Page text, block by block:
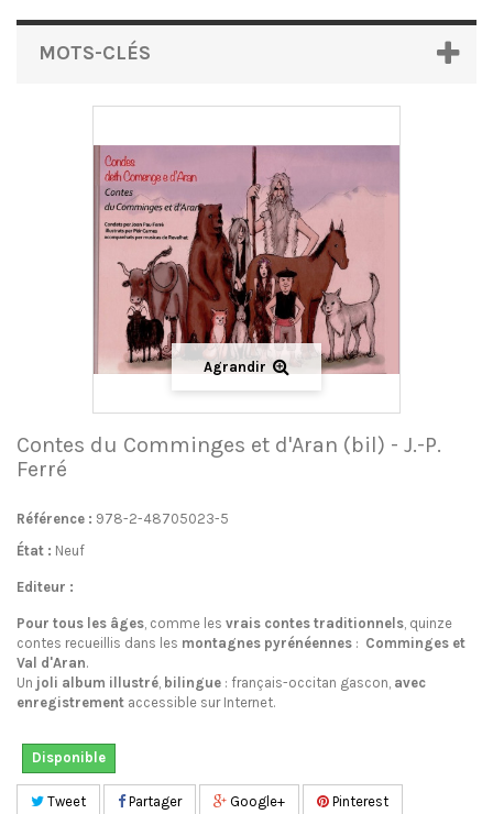
MOTS-CLÉS
Agrandir
Contes du Comminges et d'Aran (bil) - J.-P.
Ferré
Référence : 978-2-48705023-5
État : Neuf
Editeur :
Pour tous les âges, comme les vrais contes traditionnels, quinze
contes recueillis dans les montagnes pyrénéennes : Comminges et
Val d'Aran.
Un joli album illustré, bilingue : français-occitan gascon, avec
enregistrement accessible sur Internet.
Disponible
Tweet Partager Google+ Pinterest